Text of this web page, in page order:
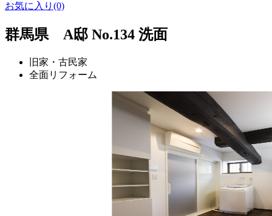
お気に入り(0)
群馬県 A邸 No.134 洗面
旧家・古民家
全面リフォーム